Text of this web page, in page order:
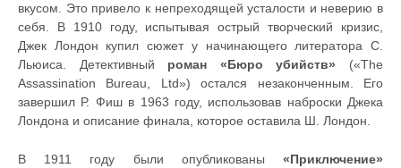
вкусом. Это привело к непреходящей усталости и неверию в
себя. В 1910 году, испытывая острый творческий кризис,
Джек Лондон купил сюжет у начинающего литератора С.
Льюиса. Детективный роман «Бюро убийств» («The
Assassination Bureau, Ltd») остался незаконченным. Его
завершил Р. Фиш в 1963 году, использовав наброски Джека
Лондона и описание финала, которое оставила Ш. Лондон.
В 1911 году были опубликованы «Приключение»